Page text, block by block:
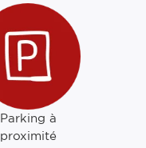
Parking à
proximité